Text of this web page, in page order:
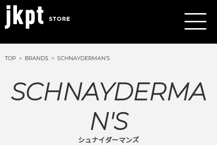
TOP BRANDS SCHNAYDERMAN'S
SCHNAYDERMA
N'S
シュナイダーマンズ